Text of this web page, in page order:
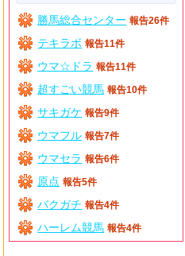
勝馬総合センター 報告26件
テキラボ 報告11件
ウマ☆ドラ 報告11件
超すごい競馬 報告10件
サキガケ 報告9件
ウマフル 報告7件
ウマセラ 報告6件
原点 報告5件
バクガチ 報告4件
ハーレム競馬 報告4件